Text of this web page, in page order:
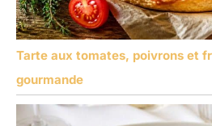
Tarte aux tomates, poivrons et
gourmande